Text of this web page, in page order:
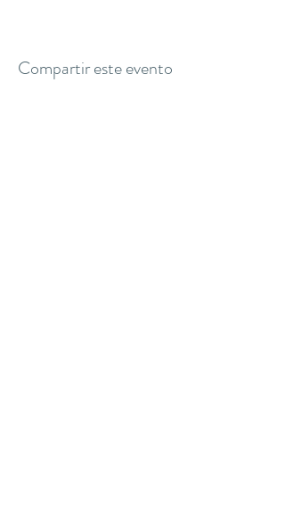
Compartir este evento